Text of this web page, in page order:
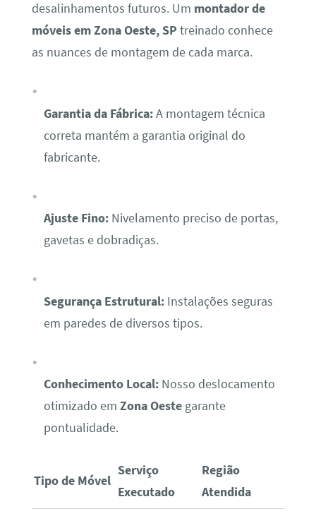
desalinhamentos futuros. Um montador de
móveis em Zona Oeste, SP treinado conhece
as nuances de montagem de cada marca.
Garantia da Fábrica:A montagem técnica
correta mantém a garantia original do
fabricante.
Ajuste Fino:Nivelamento preciso de portas,
gavetas e dobradiças.
Segurança Estrutural:Instalações seguras
em paredes de diversos tipos.
Conhecimento Local:Nosso deslocamento
otimizado em Zona Oestegarante
pontualidade.
Tipo de Móvel
Serviço
Executado
Região
Atendida